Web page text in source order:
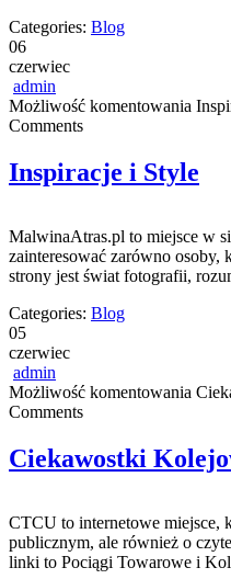
Categories: Blog
06
czerwiec
admin
Możliwość komentowania
Comments
Inspiracje i Style
MalwinaAtras.pl to miejsce w
zainteresować zarówno osoby,
strony jest świat fotografii,
Categories: Blog
05
czerwiec
admin
Możliwość komentowania
Comments
Ciekawostki
CTCU to internetowe miejsce,
publicznym, ale również o
linki to Pociągi Towarowe i